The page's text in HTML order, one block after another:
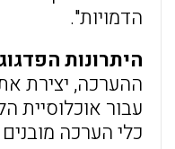
הדמויות".
היתרונות
ההערכה, יצירת
עבור אוכלוסיית
כלי הערכה מובנים